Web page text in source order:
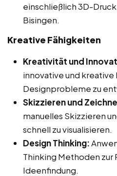
einschließlich 3D-
Bisingen.
Kreative Fähigkeiten
Kreativität und
innovative und kreative
Designprobleme zu
Skizzieren und
manuelles Skizzieren
schnell zu visualisieren.
Design Thinking:
Thinking Methoden zur
Ideenfindung.